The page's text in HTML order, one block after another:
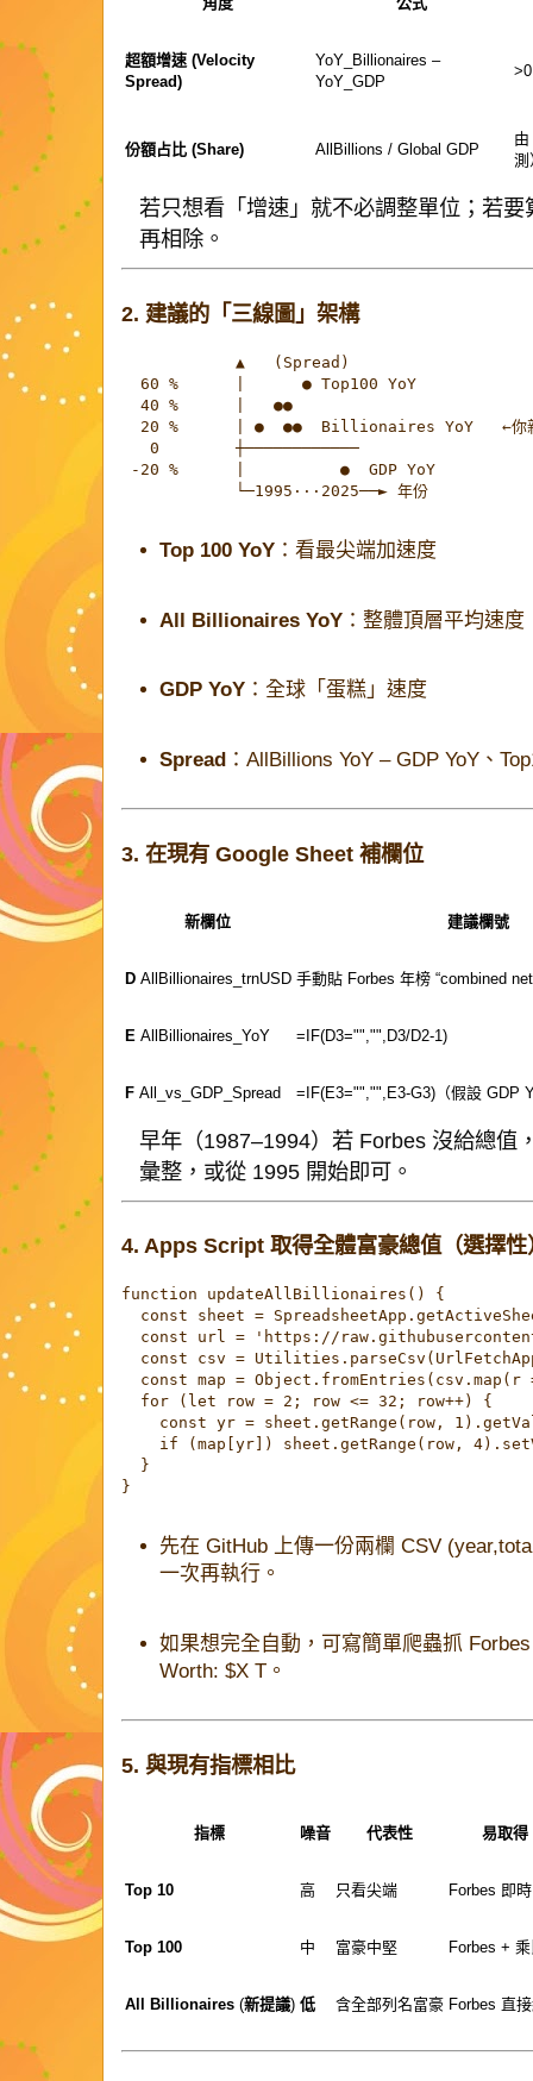
超額增速 (Velocity
Spread)
YoY_Billionaires –
YoY_GDP
份額占比 (Share) AllBillions / Global GDP
測
若只想看「增速」就不必調整單位；若
再相除。
2. 建議的「三線圖」架構
            ▲   (Spread)
  60 %      |      ● Top100 YoY
  40 %      |   ●●
20 %      | ●  ●●  Billionaires YoY   ←你
   0        ┼────────────
-20 %      |          ●  GDP YoY
            └─1995···2025──► 年份
Top 100 YoY ：看最尖端加速度
All Billionaires YoY ：整體頂層平均速度
GDP YoY ：全球「蛋糕」速度
Spread ：AllBillions YoY – GDP YoY 、
3. 在現有 Google Sheet 補欄位
新欄位 建議欄號
D AllBillionaires_trnUSD 手動貼 Forbes 年榜 “combined
E AllBillionaires_YoY =IF(D3="","",D3/D2-1)
F All_vs_GDP_Spread =IF(E3="","",E3-G3) （假設 GDP
早年（1987–1994）若 Forbes 沒給總值
彙整，或從 1995 開始即可。
4. Apps Script 取得全體富豪總值（選擇性
function updateAllBillionaires() {
const sheet =
const url = 'https://
const csv =
const map =
for (let row = 2; row <= 32; row++) {
const yr = sheet.getRange(row,
if (map[yr]) sheet.getRange(row,
  }
}
先在 GitHub 上傳一份兩欄 CSV (
一次再執行。
如果想完全自動，可寫簡單爬蟲抓
Worth: $X T 。
5. 與現有指標相比
指標 噪音 代表性 易取得
Top 10 高 只看尖端 Forbes 即時
Top 100 中 富豪中堅 Forbes +
All Billionaires (新提議) 低 含全部列名富豪 Forbes 直